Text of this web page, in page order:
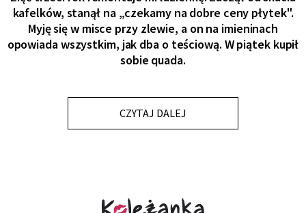
kafelków, stanął na „czekamy na dobre ceny płytek".
Myję się w misce przy zlewie, a on na imieninach
opowiada wszystkim, jak dba o teściową. W piątek kupił
sobie quada.
CZYTAJ DALEJ